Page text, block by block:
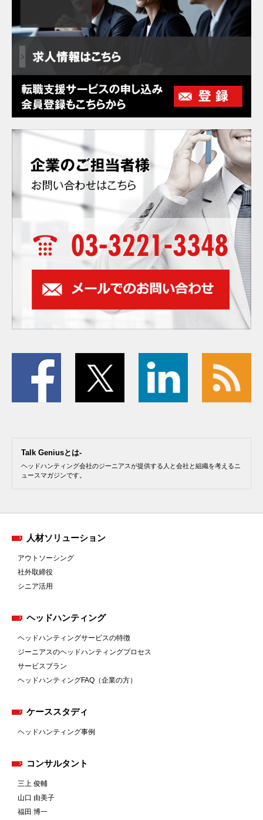
Talk Geniusとは-
ヘッドハンティング会社のジーニアスが提供する人と会社と組織を考えるニ
ュースマガジンです。
人材ソリューション
アウトソーシング
社外取締役
シニア活用
ヘッドハンティング
ヘッドハンティングサービスの特徴
ジーニアスのヘッドハンティングプロセス
サービスプラン
ヘッドハンティングFAQ（企業の方）
ケーススタディ
ヘッドハンティング事例
コンサルタント
三上 俊輔
山口 由美子
福田 博一